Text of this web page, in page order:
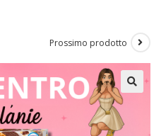
Prossimo prodotto